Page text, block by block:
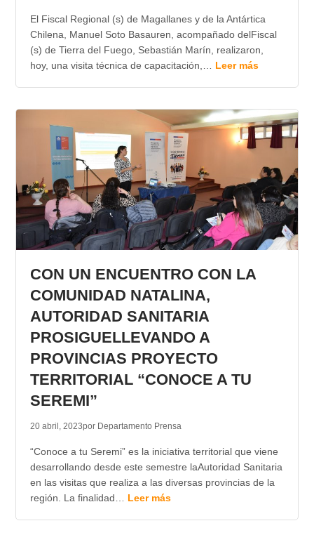
El Fiscal Regional (s) de Magallanes y de la Antártica
Chilena, Manuel Soto Basauren, acompañado delFiscal
(s) de Tierra del Fuego, Sebastián Marín, realizaron,
hoy, una visita técnica de capacitación,… Leer más
CON UN ENCUENTRO CON LA
COMUNIDAD NATALINA,
AUTORIDAD SANITARIA
PROSIGUELLEVANDO A
PROVINCIAS PROYECTO
TERRITORIAL “CONOCE A TU
SEREMI”
20 abril, 2023por Departamento Prensa
“Conoce a tu Seremi” es la iniciativa territorial que viene
desarrollando desde este semestre laAutoridad Sanitaria
en las visitas que realiza a las diversas provincias de la
región. La finalidad… Leer más